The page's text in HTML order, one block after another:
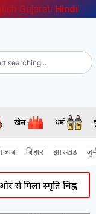
Gujarati Hindi
खेल धर्म
बिहार झारखंड
स्मृति चिह्न Atiq